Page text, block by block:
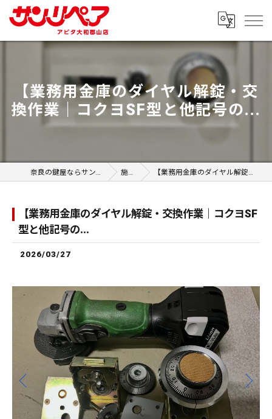
【業務用金庫のダイヤル解錠・交
換作業｜コクヨSF型と他記号の...
奈良の鍵屋ならサンリペア アピタ大和郡山店 施工事例 【業務用金庫のダイヤル解錠・交換作業｜コクヨSF型と他記号の...
【業務用金庫のダイヤル解錠・交換作業｜コクヨSF
型と他記号の...
2026/03/27